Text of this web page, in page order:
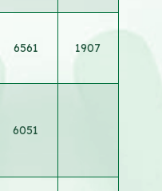
6561 1907
6051